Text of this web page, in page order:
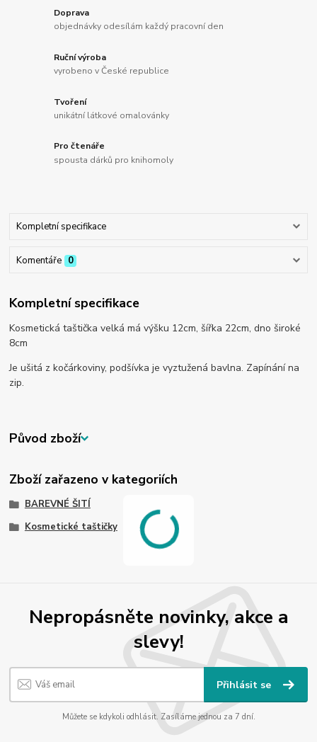
Doprava
objednávky odesílám každý pracovní den
Ruční výroba
vyrobeno v České republice
Tvoření
unikátní látkové omalovánky
Pro čtenáře
spousta dárků pro knihomoly
Kompletní specifikace
Komentáře 0
Kompletní specifikace
Kosmetická taštička velká má výšku 12cm, šířka 22cm, dno široké
8cm
Je ušitá z kočárkoviny, podšívka je vyztužená bavlna. Zapínání na
zip.
Původ zboží
Zboží zařazeno v kategoriích
BAREVNÉ ŠITÍ
Kosmetické taštičky
Nepropásněte novinky, akce a
slevy!
Přihlásit se
Můžete se kdykoli odhlásit. Zasíláme jednou za 7 dní.